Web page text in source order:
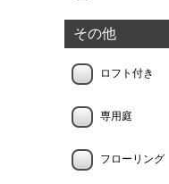
その他
ロフト付き
専用庭
フローリング